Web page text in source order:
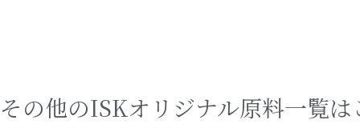
その他のISKオリジナル原料一覧は